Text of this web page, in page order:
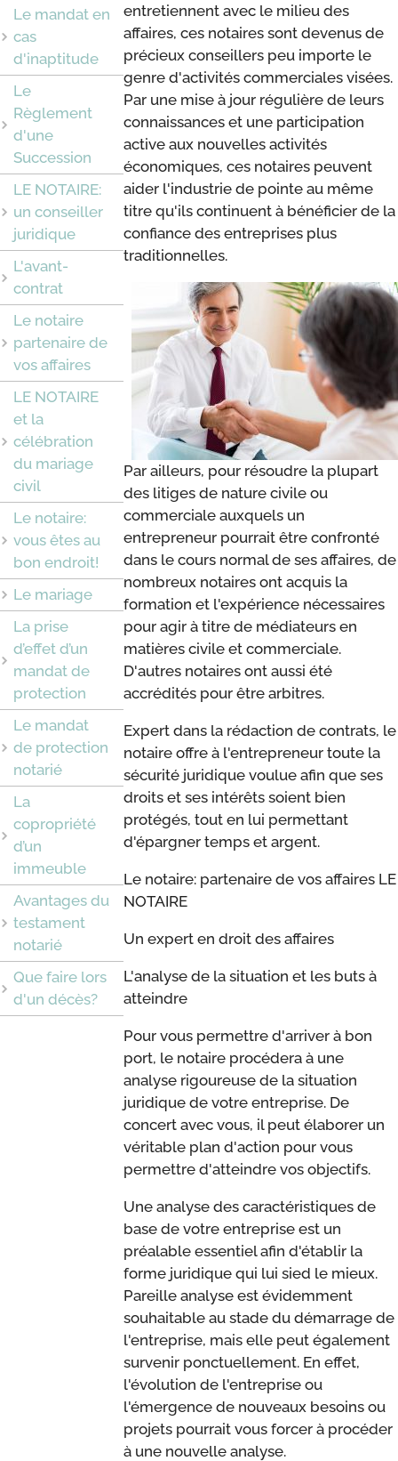
Le mandat en
cas
d'inaptitude
Le
Règlement
d'une
Succession
LE NOTAIRE:
un conseiller
juridique
L'avant-
contrat
Le notaire
partenaire de
vos affaires
LE NOTAIRE
et la
célébration
du mariage
civil
Le notaire:
vous êtes au
bon endroit!
Le mariage
La prise
d’effet d’un
mandat de
protection
Le mandat
de protection
notarié
La
copropriété
d’un
immeuble
Avantages du
testament
notarié
Que faire lors
d'un décès?
entretiennent avec le milieu des
affaires, ces notaires sont devenus de
précieux conseillers peu importe le
genre d'activités commerciales visées.
Par une mise à jour régulière de leurs
connaissances et une participation
active aux nouvelles activités
économiques, ces notaires peuvent
aider l'industrie de pointe au même
titre qu'ils continuent à bénéficier de la
confiance des entreprises plus
traditionnelles.
Par ailleurs, pour résoudre la plupart
des litiges de nature civile ou
commerciale auxquels un
entrepreneur pourrait être confronté
dans le cours normal de ses affaires, de
nombreux notaires ont acquis la
formation et l'expérience nécessaires
pour agir à titre de médiateurs en
matières civile et commerciale.
D'autres notaires ont aussi été
accrédités pour être arbitres.
Expert dans la rédaction de contrats, le
notaire offre à l'entrepreneur toute la
sécurité juridique voulue afin que ses
droits et ses intérêts soient bien
protégés, tout en lui permettant
d'épargner temps et argent.
Le notaire: partenaire de vos affaires LE
NOTAIRE
Un expert en droit des affaires
L'analyse de la situation et les buts à
atteindre
Pour vous permettre d'arriver à bon
port, le notaire procédera à une
analyse rigoureuse de la situation
juridique de votre entreprise. De
concert avec vous, il peut élaborer un
véritable plan d'action pour vous
permettre d'atteindre vos objectifs.
Une analyse des caractéristiques de
base de votre entreprise est un
préalable essentiel afin d'établir la
forme juridique qui lui sied le mieux.
Pareille analyse est évidemment
souhaitable au stade du démarrage de
l'entreprise, mais elle peut également
survenir ponctuellement. En effet,
l'évolution de l'entreprise ou
l'émergence de nouveaux besoins ou
projets pourrait vous forcer à procéder
à une nouvelle analyse.